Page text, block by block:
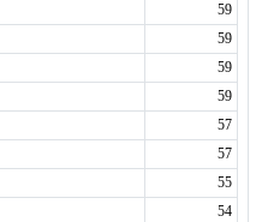
59
59
59
59
57
57
55
54